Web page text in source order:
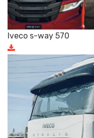
Iveco s-way 570